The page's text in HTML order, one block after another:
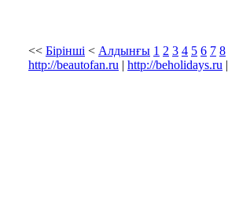
<< Бірінші < Алдынғы 1 2 3 4 5 6 7 8
http://beautofan.ru | http://beholidays.ru |